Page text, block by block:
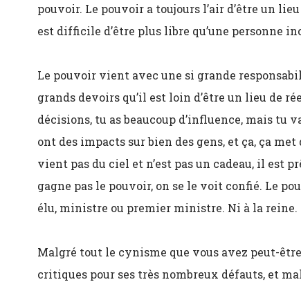
pouvoir. Le pouvoir a toujours l’air d’être un
est difficile d’être plus libre qu’une personne
Le pouvoir vient avec une si grande
grands devoirs qu’il est loin d’être un lieu de
décisions, tu as beaucoup d’influence, mais tu
ont des impacts sur bien des gens, et ça, ça
vient pas du ciel et n’est pas un cadeau, il est
gagne pas le pouvoir, on se le voit confié. Le
élu, ministre ou premier ministre. Ni à la reine.
Malgré tout le cynisme que vous avez peut-
critiques pour ses très nombreux défauts, et